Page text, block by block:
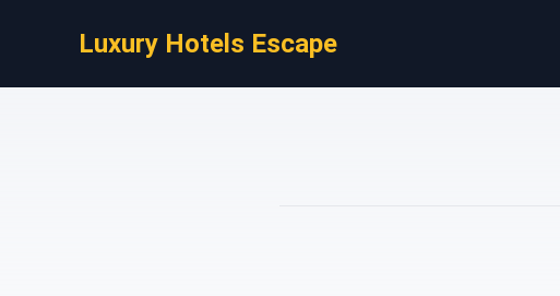
Luxury Hotels Escape